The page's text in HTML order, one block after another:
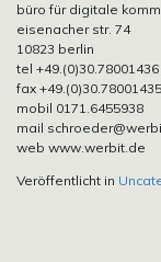
büro für digitale
eisenacher str. 74
10823 berlin
tel +49.(0)30.78001436
fax +49.(0)30.78001435
mobil 0171.6455938
mail
web www.werbit.de
Veröffentlicht in